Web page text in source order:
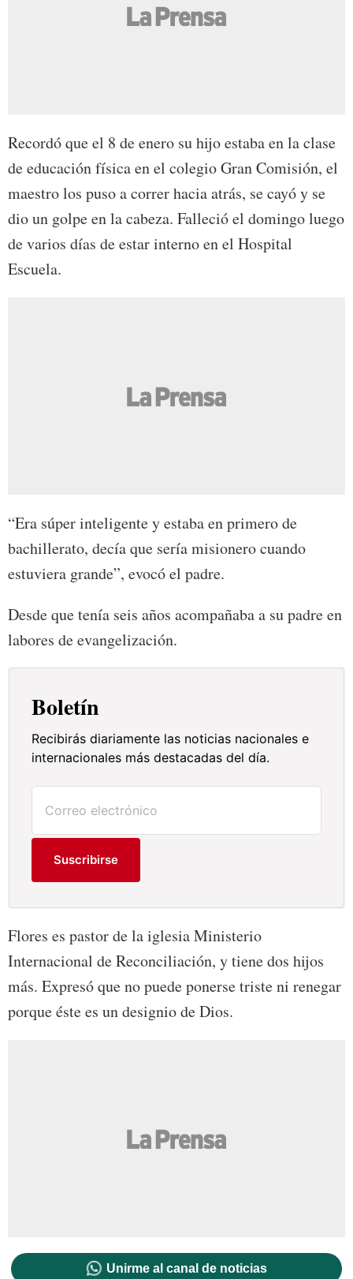
Recordó que el 8 de enero su hijo estaba en la clase
de educación física en el colegio Gran Comisión, el
maestro los puso a correr hacia atrás, se cayó y se
dio un golpe en la cabeza. Falleció el domingo luego
de varios días de estar interno en el Hospital
Escuela.
“Era súper inteligente y estaba en primero de
bachillerato, decía que sería misionero cuando
estuviera grande”, evocó el padre.
Desde que tenía seis años acompañaba a su padre en
labores de evangelización.
Boletín
Recibirás diariamente las noticias nacionales e
internacionales más destacadas del día.
Suscribirse
Flores es pastor de la iglesia Ministerio
Internacional de Reconciliación, y tiene dos hijos
más. Expresó que no puede ponerse triste ni renegar
porque éste es un designio de Dios.
Unirme al canal de noticias